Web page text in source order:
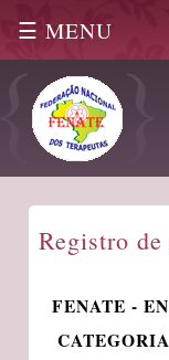
☰ MENU
Registro
FENATE -